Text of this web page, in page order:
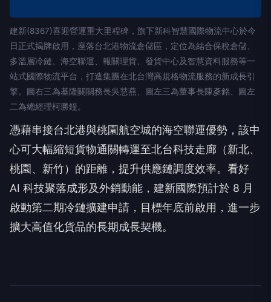
建新(8367)喜迎營運重大里程碑，旗下新科智慧國際物流中心於今
日正式揭牌啟用，座落台北港物流倉儲區，定位為結合保稅倉儲、
多溫層冷鏈、海空聯運、報關理貨、發貨中心及智慧資料服務等一
站式國際物流平台，打造集團在北台灣高規格物流服務的新成長引
擎。圖右三為基隆關關務長吳慧燕、圖左三為董事長陳彥銘、圖左
二為總經理柯勝鐘。
憑藉串接台北港與桃園航空城的海空聯運優勢，該中
心可大幅縮短貨物通關轉運至北台科技走廊（新北、
桃園、新竹）的距離，提升供應鏈調度效率。看好
AI 科技聚落成形及外銷動能，建新國際預計於 8 月
啟動第二期冷鏈擴建申請，目標年底前啟用，進一步
擴大高值化貨品的長期成長契機。